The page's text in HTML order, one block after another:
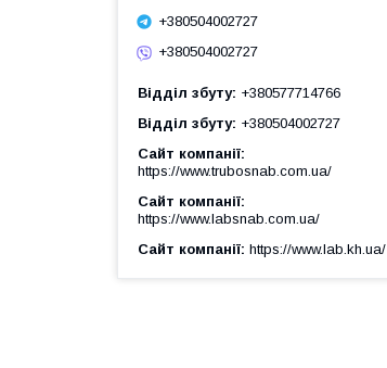
+380504002727
+380504002727
Відділ збуту +380577714766
Відділ збуту +380504002727
Сайт компанії
https://www.trubosnab.com.ua/
Сайт компанії
https://www.labsnab.com.ua/
Сайт компанії https://www.lab.kh.ua/